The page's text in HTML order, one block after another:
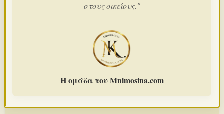
στους οικείους."
Η ομάδα του Mnimosina.com